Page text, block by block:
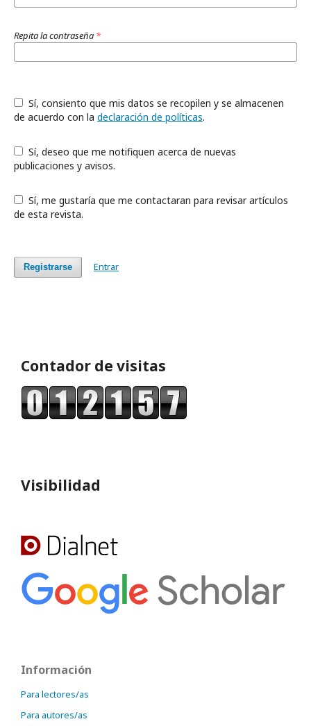
Repita la contraseña *
de acuerdo con la declaración de políticas.
publicaciones y avisos.
de esta revista.
Registrarse Entrar
Contador de visitas
Visibilidad
Información
Para lectores/as
Para autores/as